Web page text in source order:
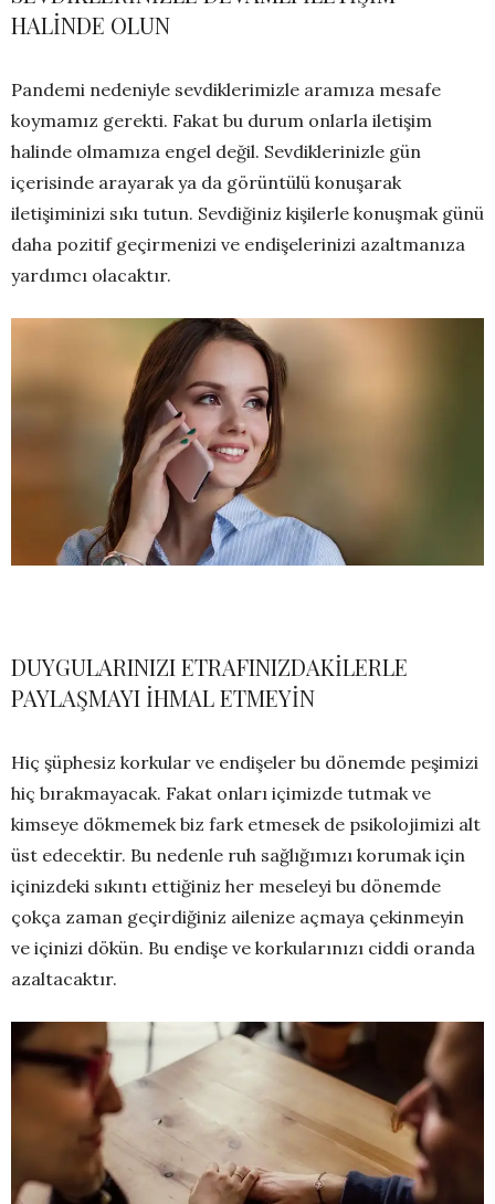
HALİNDE OLUN
Pandemi nedeniyle sevdiklerimizle aramıza mesafe
koymamız gerekti. Fakat bu durum onlarla iletişim
halinde olmamıza engel değil. Sevdiklerinizle gün
içerisinde arayarak ya da görüntülü konuşarak
iletişiminizi sıkı tutun. Sevdiğiniz kişilerle konuşmak günü
daha pozitif geçirmenizi ve endişelerinizi azaltmanıza
yardımcı olacaktır.
DUYGULARINIZI ETRAFINIZDAKİLERLE
PAYLAŞMAYI İHMAL ETMEYİN
Hiç şüphesiz korkular ve endişeler bu dönemde peşimizi
hiç bırakmayacak. Fakat onları içimizde tutmak ve
kimseye dökmemek biz fark etmesek de psikolojimizi alt
üst edecektir. Bu nedenle ruh sağlığımızı korumak için
içinizdeki sıkıntı ettiğiniz her meseleyi bu dönemde
çokça zaman geçirdiğiniz ailenize açmaya çekinmeyin
ve içinizi dökün. Bu endişe ve korkularınızı ciddi oranda
azaltacaktır.